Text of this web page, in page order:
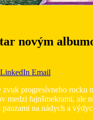
novým
LinkedIn Email
progresívneho
medzi fajnšmekrami, ale
na nádych a